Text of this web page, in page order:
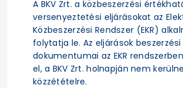
A BKV Zrt. a közbeszerzési
versenyeztetési eljárásokat az
Közbeszerzési Rendszer (EKR)
folytatja le. Az eljárások beszerzési
dokumentumai az EKR
el, a BKV Zrt. holnapján nem
közzétételre.